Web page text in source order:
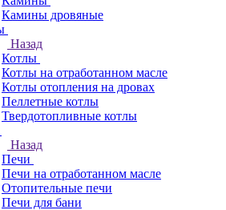
Камины дровяные
Назад
Котлы
Котлы на отработанном масле
Котлы отопления на дровах
Пеллетные котлы
Твердотопливные котлы
Назад
Печи
Печи на отработанном масле
Отопительные печи
Печи для бани